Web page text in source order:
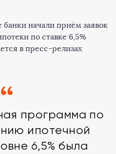
начали приём заявок
по ставке 6,5%
в пресс-релизах
программа по
ипотечной
6,5% была